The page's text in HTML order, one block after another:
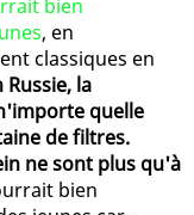
bien
, en
classiques en
la
quelle
de filtres.
ne sont plus qu'à
bien